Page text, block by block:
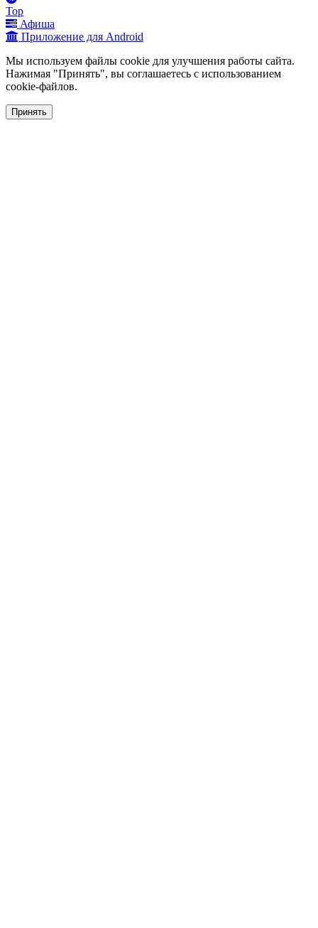
Top
Афиша
Приложение для Android
Мы используем файлы cookie для улучшения работы сайта.
Нажимая "Принять", вы соглашаетесь с использованием
cookie-файлов.
Принять